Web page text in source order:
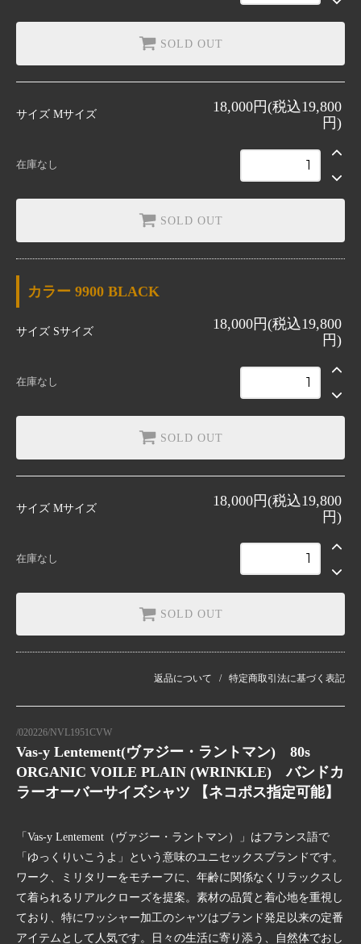
SOLD OUT
サイズ Mサイズ
18,000円(税込19,800
円)
在庫なし
SOLD OUT
カラー 9900 BLACK
サイズ Sサイズ
18,000円(税込19,800
円)
在庫なし
SOLD OUT
サイズ Mサイズ
18,000円(税込19,800
円)
在庫なし
SOLD OUT
返品について 特定商取引法に基づく表記
/020226/NVL1951CVW
Vas-y Lentement(ヴァジー・ラントマン) 80s
ORGANIC VOILE PLAIN (WRINKLE) バンドカ
ラーオーバーサイズシャツ 【ネコポス指定可能】
「Vas-y Lentement（ヴァジー・ラントマン）」はフランス語で
「ゆっくりいこうよ」という意味のユニセックスブランドです。
ワーク、ミリタリーをモチーフに、年齢に関係なくリラックスし
て着られるリアルクローズを提案。素材の品質と着心地を重視し
ており、特にワッシャー加工のシャツはブランド発足以来の定番
アイテムとして人気です。日々の生活に寄り添う、自然体でおし